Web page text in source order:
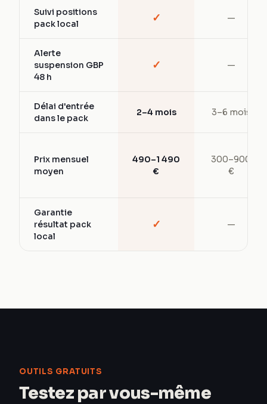
Suivi positions
pack local
✓ —
Alerte
suspension GBP
48 h
✓ —
Délai d'entrée
dans le pack
2–4 mois 3–6 mois
Prix mensuel
moyen
490–1 490
€
300–900
€
Garantie
résultat pack
local
✓ —
OUTILS GRATUITS
Testez par vous-même